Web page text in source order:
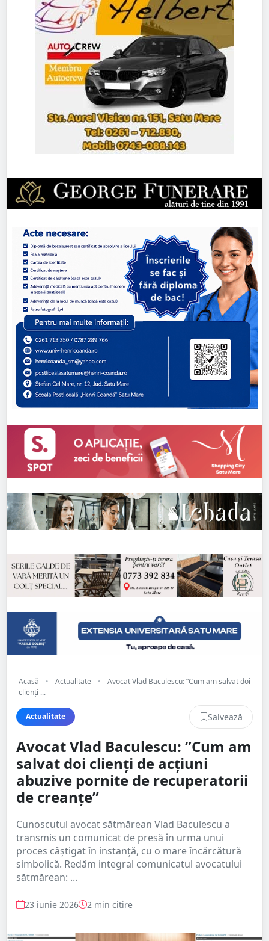
Acasă • Actualitate •
Avocat Vlad Baculescu: ”Cum am salvat doi
clienți ...
Actualitate Salvează
Avocat Vlad Baculescu: ”Cum am
salvat doi clienți de acțiuni
abuzive pornite de recuperatorii
de creanțe”
Cunoscutul avocat sătmărean Vlad Baculescu a
transmis un comunicat de presă în urma unui
proces câștigat în instanță, cu o mare încărcătură
simbolică. Redăm integral comunicatul avocatului
sătmărean: ...
23 iunie 2026 2 min citire